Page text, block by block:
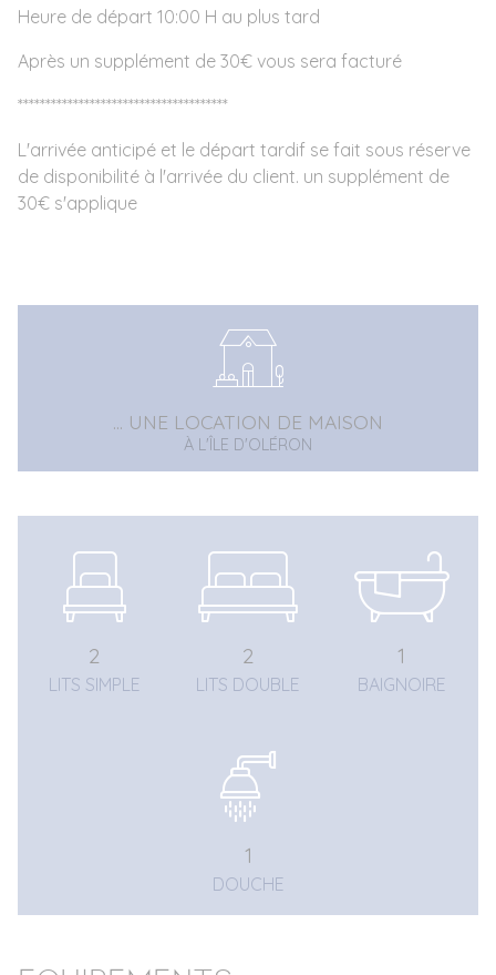
Heure de départ 10:00 H au plus tard
Après un supplément de 30€ vous sera facturé
**************************************
L'arrivée anticipé et le départ tardif se fait sous réserve
de disponibilité à l'arrivée du client. un supplément de
30€ s'applique
... UNE LOCATION DE MAISON
À L'ÎLE D'OLÉRON
2
LITS SIMPLE
2
LITS DOUBLE
1
BAIGNOIRE
1
DOUCHE